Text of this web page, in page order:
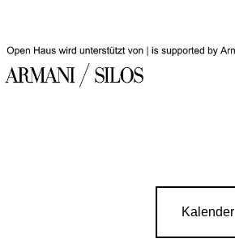
Kalender